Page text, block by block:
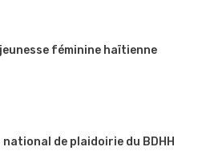
féminine haïtienne
de plaidoirie du BDHH